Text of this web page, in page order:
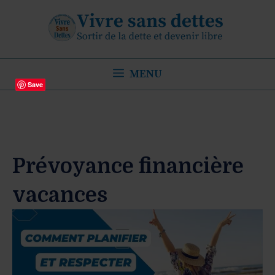
MENU
Prévoyance financière
vacances
Save